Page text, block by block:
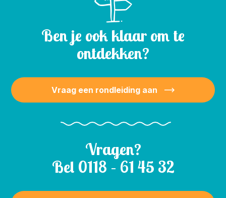
Ben je ook klaar om te
ontdekken?
Vraag een rondleiding aan
Vragen?
Bel 0118 – 61 45 32